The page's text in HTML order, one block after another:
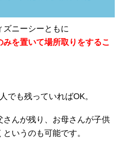
ズニーシーともに
を置いて場所取りをするこ
でも残っていればOK。
さんが残り、お母さんが子供
いうのも可能です。